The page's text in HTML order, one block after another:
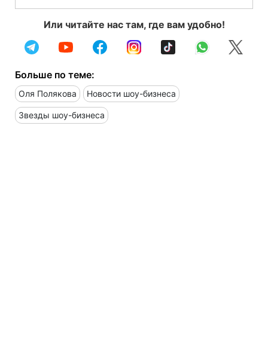
Или читайте нас там, где вам удобно!
Больше по теме:
Оля Полякова Новости шоу-бизнеса
Звезды шоу-бизнеса